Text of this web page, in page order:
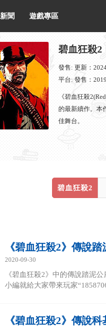
新聞 遊戲專區
碧血狂殺2
發售: 更新：
平台: 發售：
《碧血狂殺
的最新續作。本
佳舞台。
碧血狂殺2
《碧血狂殺2》傳說
2020-09-30
《碧血狂殺2》中的傳說踏泥
小編就給大家帶來玩家
《碧血狂殺2》傳說